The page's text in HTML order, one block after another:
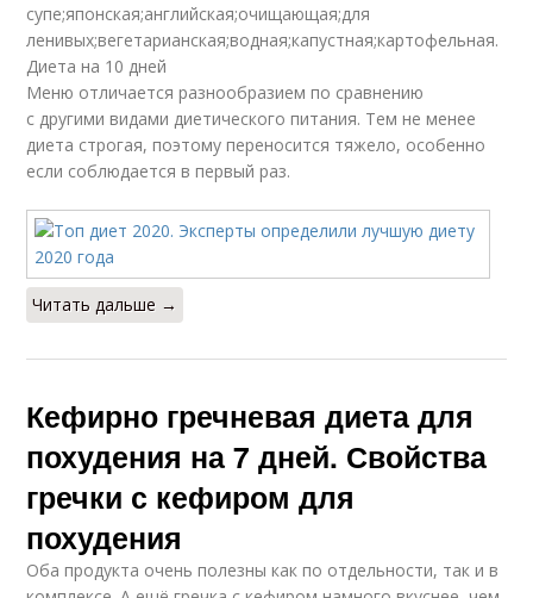
супе;японская;английская;очищающая;для
ленивых;вегетарианская;водная;капустная;картофельная.
Диета на 10 дней
Меню отличается разнообразием по сравнению
с другими видами диетического питания. Тем не менее
диета строгая, поэтому переносится тяжело, особенно
если соблюдается в первый раз.
Читать дальше →
Кефирно гречневая диета для
похудения на 7 дней. Свойства
гречки с кефиром для
похудения
Оба продукта очень полезны как по отдельности, так и в